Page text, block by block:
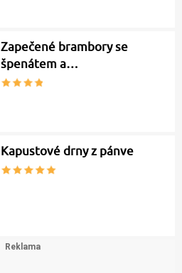
Zapečené brambory se
špenátem a…
Kapustové drny z pánve